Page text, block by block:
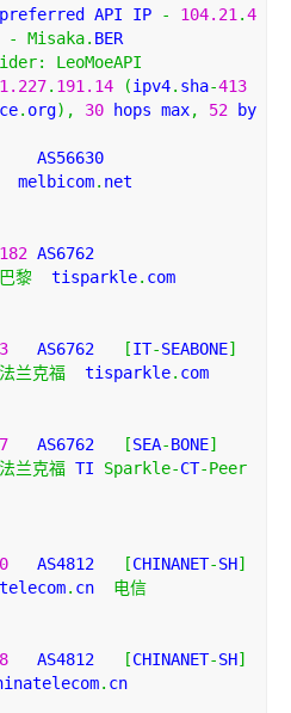
preferred API IP - 104.21.4
- Misaka. BER
:
LeoMoeAPI
. 191.14 (ipv4. sha-413
. org), 30 hops max, 52 by
  melbicom
. net
巴黎
  tisparkle
. com
   AS6762
[IT-SEABONE]
兰克福
  tisparkle
. com
   AS6762
[SEA-BONE]
兰克福 TI Sparkle-CT-Peer
   AS4812
[CHINANET-SH]
. cn 电信
   AS4812
[CHINANET-SH]
. cn